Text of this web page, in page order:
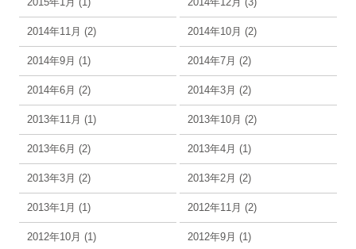
2014年11月 (2) 2014年10月 (2)
2014年9月 (1) 2014年7月 (2)
2014年6月 (2) 2014年3月 (2)
2013年11月 (1) 2013年10月 (2)
2013年6月 (2) 2013年4月 (1)
2013年3月 (2) 2013年2月 (2)
2013年1月 (1) 2012年11月 (2)
2012年10月 (1) 2012年9月 (1)